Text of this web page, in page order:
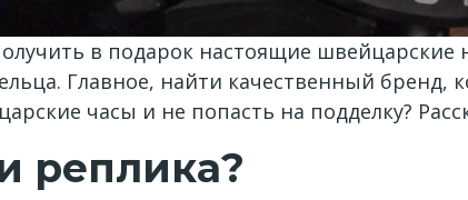
в подарок настоящие швейцарские
Главное, найти качественный
часы и не попасть на подделку?
реплика?